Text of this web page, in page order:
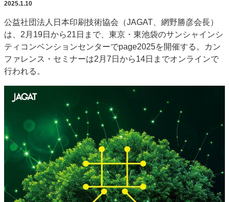
新商品 新製品 ＡＩ・デジタル デジタル印刷
印刷通販
SDGs・地域
ポストプレス ビジネス イベント 信用情報
業界
市場・統計
人事・移転・異動・訃報
2022 見える化・MIS特集
特集・デジタル印刷 アイデアで勝負！ ～多様なビジネス・多彩な商材～
JAPAN PACK 2023 特集
中古印刷機・製本機特集
2022 検査・校正特集
特集・デジタル印刷 ～ 新成長軌道を描く
発刊案内
JFPI印刷用語集 印刷機材年鑑
運営
2025.1.10
公益社団法人日本印刷技術協会（JAGAT、網野勝彦会長）
は、2月19日から21日まで、東京・東池袋のサンシャインシ
ティコンベンションセンターでpage2025を開催する。カン
ファレンス・セミナーは2月7日から14日までオンラインで
行われる。